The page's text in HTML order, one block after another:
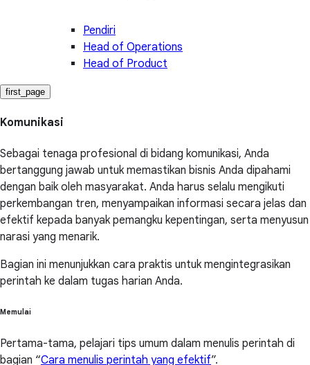
Pendiri
Head of Operations
Head of Product
first_page
Komunikasi
Sebagai tenaga profesional di bidang komunikasi, Anda
bertanggung jawab untuk memastikan bisnis Anda dipahami
dengan baik oleh masyarakat. Anda harus selalu mengikuti
perkembangan tren, menyampaikan informasi secara jelas dan
efektif kepada banyak pemangku kepentingan, serta menyusun
narasi yang menarik.
Bagian ini menunjukkan cara praktis untuk mengintegrasikan
perintah ke dalam tugas harian Anda.
Memulai
Pertama-tama, pelajari tips umum dalam menulis perintah di
bagian “Cara menulis perintah yang efektif”.